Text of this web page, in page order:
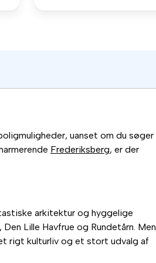
uanset om du søger
Frederiksberg, er der
arkitektur og hyggelige
Lille Havfrue og Rundetårn. Men
rigt kulturliv og et stort udvalg af